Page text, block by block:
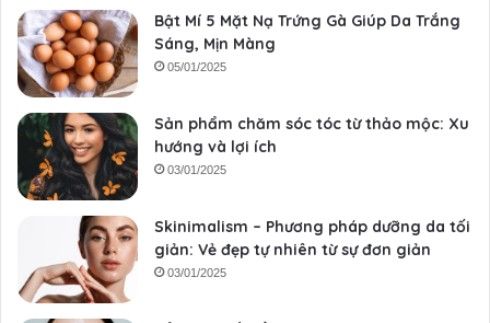
Bật Mí 5 Mặt Nạ Trứng Gà Giúp Da Trắng
Sáng, Mịn Màng
05/01/2025
Sản phẩm chăm sóc tóc từ thảo mộc: Xu
hướng và lợi ích
03/01/2025
Skinimalism – Phương pháp dưỡng da tối
giản: Vẻ đẹp tự nhiên từ sự đơn giản
03/01/2025